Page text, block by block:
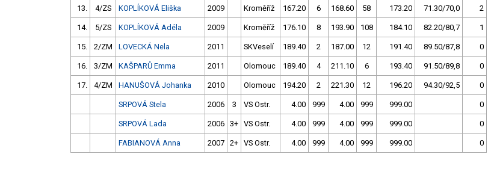
13. 4/ZS KOPLÍKOVÁ Eliška 2009 Kroměříž 167.20 6 168.60 58 173.20 71.30/70,0 2
14. 5/ZS KOPLÍKOVÁ Adéla 2009 Kroměříž 176.10 8 193.90 108 184.10 82.20/80,7 1
15. 2/ZM LOVECKÁ Nela 2011 SKVeselí 189.40 2 187.00 12 191.40 89.50/87,8 0
16. 3/ZM KAŠPARŮ Emma 2011 Olomouc 189.40 4 211.10 6 193.40 91.50/89,8 0
17. 4/ZM HANUŠOVÁ Johanka 2010 Olomouc 194.20 2 221.30 12 196.20 94.30/92,5 0
SRPOVÁ Stela 2006 3 VS Ostr. 4.00 999 4.00 999 999.00 0
SRPOVÁ Lada 2006 3+ VS Ostr. 4.00 999 4.00 999 999.00 0
FABIANOVÁ Anna 2007 2+ VS Ostr. 4.00 999 4.00 999 999.00 0